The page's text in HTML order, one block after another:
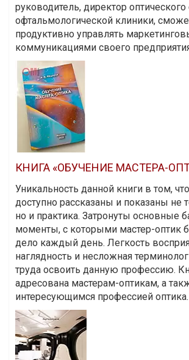
руководитель, директор оптического
офтальмологической клиники,
продуктивно управлять
коммуникациями своего
КНИГА «ОБУЧЕНИЕ МАСТЕРА-
Уникальность данной книги в том,
доступно рассказаны и показаны не
но и практика. Затронуты основные
моменты, с которыми мастер-оптик
дело каждый день. Легкость
наглядность и несложная
труда освоить данную профессию.
адресована мастерам-оптикам, а
интересующимся профессией оптика.